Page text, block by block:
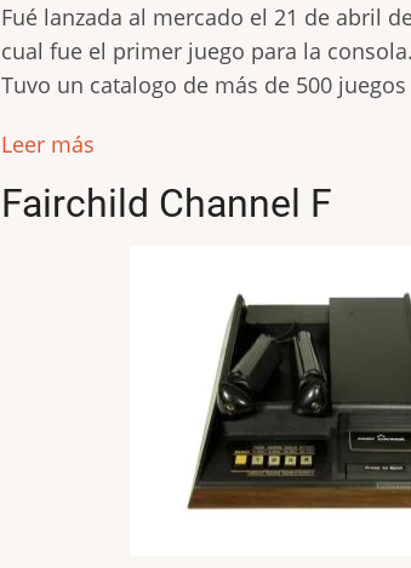
Fué lanzada al mercado el 21 de abril
cual fue el primer juego para la consola.
Tuvo un catalogo de más de 500
Leer más
Fairchild Channel F